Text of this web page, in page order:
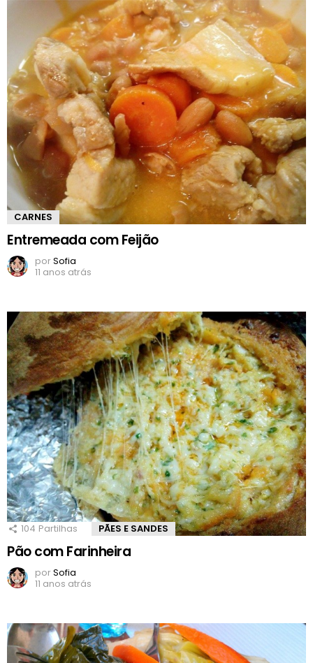
CARNES
Entremeada com Feijão
porSofia
11 anos atrás
104 Partilhas PÃES E SANDES
Pão com Farinheira
porSofia
11 anos atrás